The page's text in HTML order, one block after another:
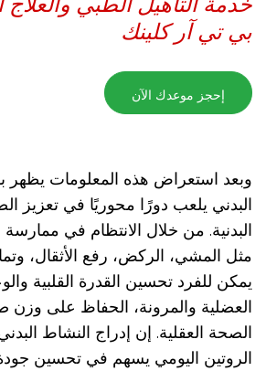
بي تي آر كلينك
إحجز موعدك الآن
وبعد استعراض هذه المعلومات يظهر
البدني يلعب دورًا محوريًا في تعزيز
البدنية. من خلال الانتظام في ممارسة
مثل المشي، الركض، رفع الأثقال،
يمكن للفرد تحسين القدرة القلبية
العضلية والمرونة، الحفاظ على وزن
الصحة العقلية. إن إدراج النشاط
الروتين اليومي يسهم في تحسين